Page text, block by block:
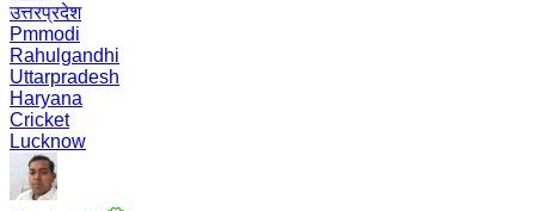
उत्तरप्रदेश
Pmmodi
Rahulgandhi
Uttarpradesh
Haryana
Cricket
Lucknow